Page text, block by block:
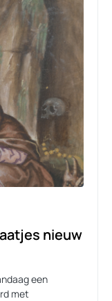
nieuw
een
met